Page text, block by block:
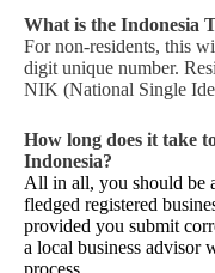
What is the Indonesia
For non-residents, this
digit unique number.
NIK (National Single
How long does it take
Indonesia?
All in all, you should be
fledged registered
provided you submit
a local business advisor
process.